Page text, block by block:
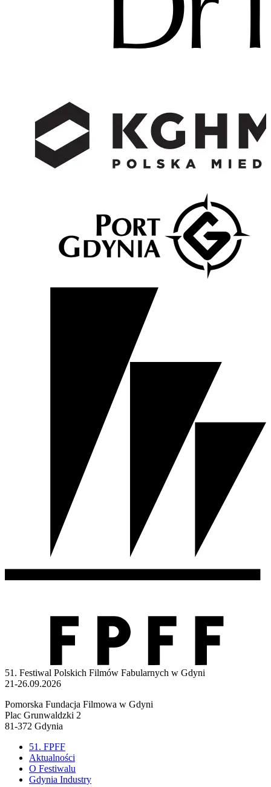
51. Festiwal Polskich Filmów Fabularnych w Gdyni
21-26.09.2026
Pomorska Fundacja Filmowa w Gdyni
Plac Grunwaldzki 2
81-372 Gdynia
51. FPFF
Aktualności
O Festiwalu
Gdynia Industry